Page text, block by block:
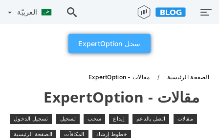
العربيّة
سجل ExpertOption
الصفحة الرئيسية مقالات - ExpertOption
مقالات - ExpertOption
مقالات اتصل بالدعم إيداع سحب تسجيل تسجيل الدخول
خطوط إرشاد المكافآت الصفحة الرئيسية